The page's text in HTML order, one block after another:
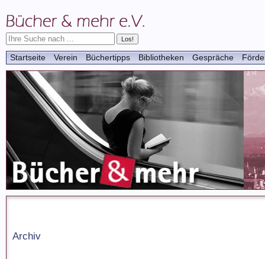
Startseite Verein Büchertipps Bibliotheken Gespräche
Archiv